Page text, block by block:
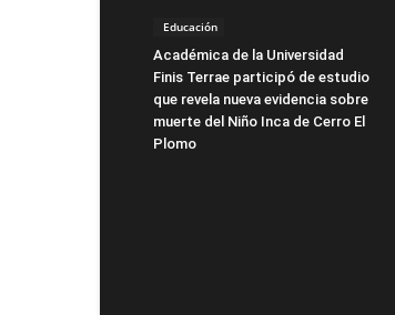
Educación
Académica de la Universidad
Finis Terrae participó de estudio
que revela nueva evidencia sobre
muerte del Niño Inca de Cerro El
Plomo